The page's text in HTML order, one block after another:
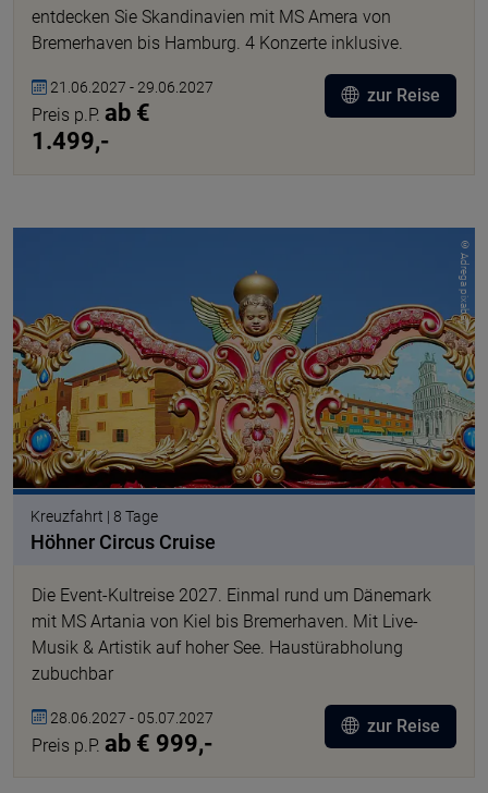
entdecken Sie Skandinavien mit MS Amera von
Bremerhaven bis Hamburg. 4 Konzerte inklusive.
21.06.2027 - 29.06.2027
Preis p.P. ab €
1.499,-
zur Reise
© Adrega pixabay
Kreuzfahrt | 8 Tage
Höhner Circus Cruise
Die Event-Kultreise 2027. Einmal rund um Dänemark
mit MS Artania von Kiel bis Bremerhaven. Mit Live-
Musik & Artistik auf hoher See. Haustürabholung
zubuchbar
28.06.2027 - 05.07.2027
Preis p.P. ab € 999,-
zur Reise